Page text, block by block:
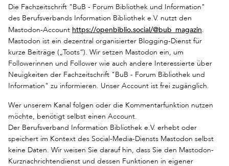
Die Fachzeitschrift "BuB - Forum Bibliothek und Information"
des Berufsverbands Information Bibliothek e.V. nutzt den
Mastodon-Account https://openbiblio.social/@bub_magazin.
Mastodon ist ein dezentral organisierter Blogging-Dienst für
kurze Beiträge („Toots“). Wir setzen Mastodon ein, um
Followerinnen und Follower wie auch andere Interessierte über
Neuigkeiten der Fachzeitschrift "BuB - Forum Bibliothek und
Information" zu informieren. Unser Account ist frei zugänglich.
Wer unserem Kanal folgen oder die Kommentarfunktion nutzen
möchte, benötigt selbst einen Account.
Der Berufsverband Information Bibliothek e.V. erhebt oder
speichert im Kontext des Social-Media-Diensts Mastodon selbst
keine Daten. Wir weisen Sie darauf hin, dass Sie den Mastodon-
Kurznachrichtendienst und dessen Funktionen in eigener